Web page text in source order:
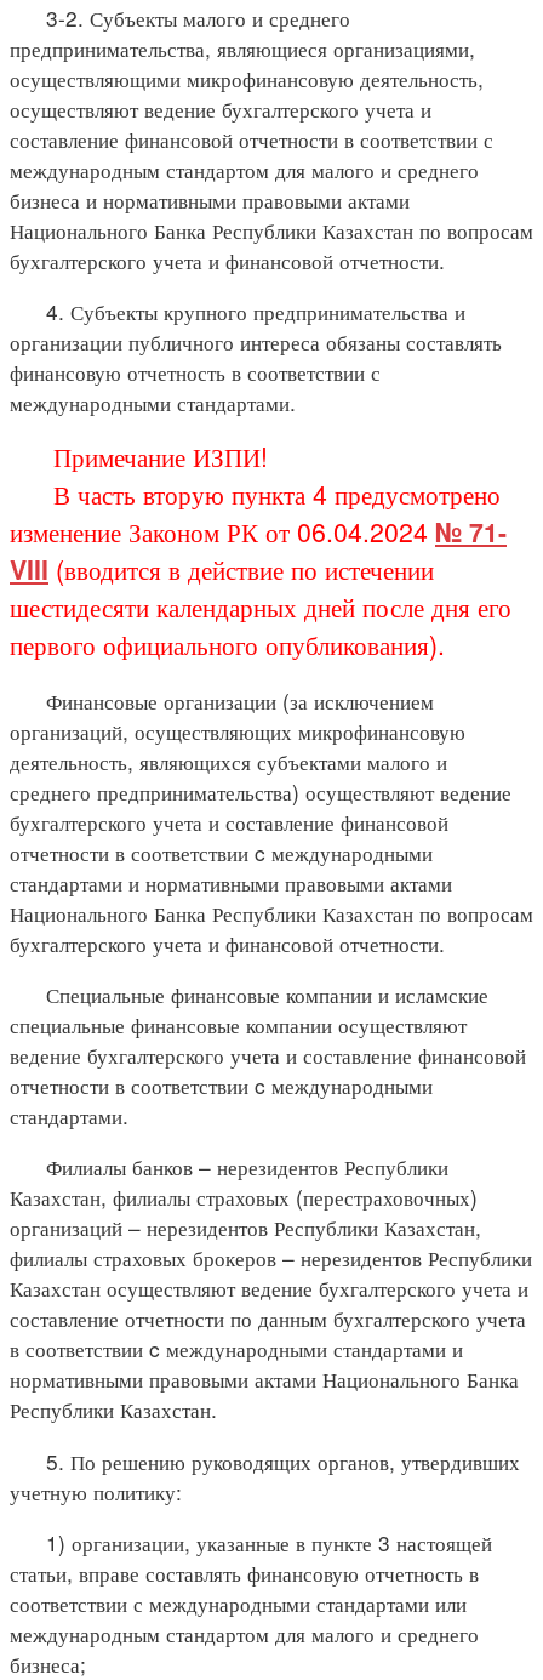
3-2. Субъекты малого и среднего
предпринимательства, являющиеся организациями,
осуществляющими микрофинансовую деятельность,
осуществляют ведение бухгалтерского учета и
составление финансовой отчетности в соответствии с
международным стандартом для малого и среднего
бизнеса и нормативными правовыми актами
Национального Банка Республики Казахстан по вопросам
бухгалтерского учета и финансовой отчетности.
4. Субъекты крупного предпринимательства и
организации публичного интереса обязаны составлять
финансовую отчетность в соответствии с
международными стандартами.
Примечание ИЗПИ!
В часть вторую пункта 4 предусмотрено
изменение Законом РК от 06.04.2024 № 71-
VIII (вводится в действие по истечении
шестидесяти календарных дней после дня его
первого официального опубликования).
Финансовые организации (за исключением
организаций, осуществляющих микрофинансовую
деятельность, являющихся субъектами малого и
среднего предпринимательства) осуществляют ведение
бухгалтерского учета и составление финансовой
отчетности в соответствии c международными
стандартами и нормативными правовыми актами
Национального Банка Республики Казахстан по вопросам
бухгалтерского учета и финансовой отчетности.
Специальные финансовые компании и исламские
специальные финансовые компании осуществляют
ведение бухгалтерского учета и составление финансовой
отчетности в соответствии c международными
стандартами.
Филиалы банков – нерезидентов Республики
Казахстан, филиалы страховых (перестраховочных)
организаций – нерезидентов Республики Казахстан,
филиалы страховых брокеров – нерезидентов Республики
Казахстан осуществляют ведение бухгалтерского учета и
составление отчетности по данным бухгалтерского учета
в соответствии c международными стандартами и
нормативными правовыми актами Национального Банка
Республики Казахстан.
5. По решению руководящих органов, утвердивших
учетную политику:
1) организации, указанные в пункте 3 настоящей
статьи, вправе составлять финансовую отчетность в
соответствии с международными стандартами или
международным стандартом для малого и среднего
бизнеса;